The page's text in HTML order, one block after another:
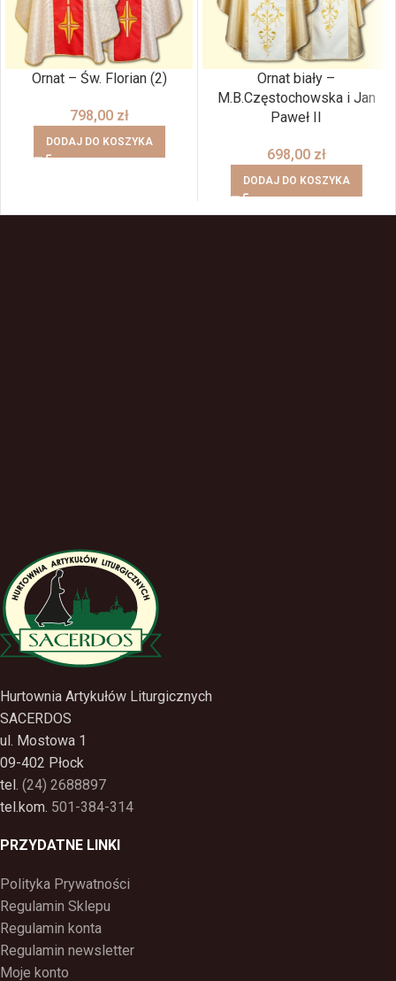
Ornat – Św. Florian (2)
798,00 zł
DODAJ DO KOSZYKA
Ornat biały –
M.B.Częstochowska i Jan
Paweł II
698,00 zł
DODAJ DO KOSZYKA
Hurtownia Artykułów Liturgicznych
SACERDOS
ul. Mostowa 1
09-402 Płock
tel. (24) 2688897
tel.kom. 501-384-314
PRZYDATNE LINKI
Polityka Prywatności
Regulamin Sklepu
Regulamin konta
Regulamin newsletter
Moje konto